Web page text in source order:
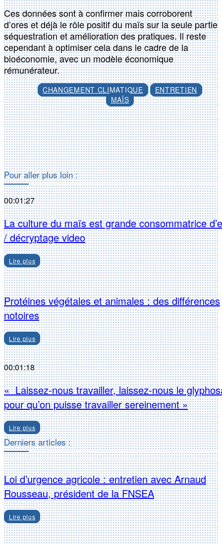
Ces données sont à confirmer mais corroborent
d’ores et déjà le rôle positif du maïs sur la seule partie
séquestration et amélioration des pratiques. Il reste
cependant à optimiser cela dans le cadre de la
bioéconomie, avec un modèle économique
rémunérateur.
CHANGEMENT CLIMATIQUE
ENTRETIEN
MAÏS
Facebook X
Pour aller plus loin :
00:01:27
La culture du maïs est grande consommatrice
/ décryptage video
Lire plus
Protéines végétales et animales : des différences
notoires
Lire plus
00:01:18
« Laissez-nous travailler, laissez-nous le
pour qu’on puisse travailler sereinement »
Lire plus
Derniers articles :
Loi d’urgence agricole : entretien avec Arnaud
Rousseau, président de la FNSEA
Lire plus